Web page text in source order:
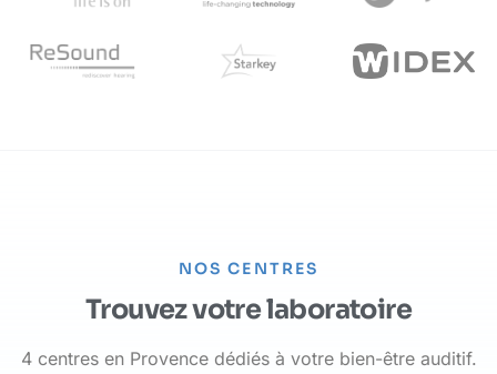
NOS CENTRES
Trouvez votre laboratoire
4 centres en Provence dédiés à votre bien-être auditif.